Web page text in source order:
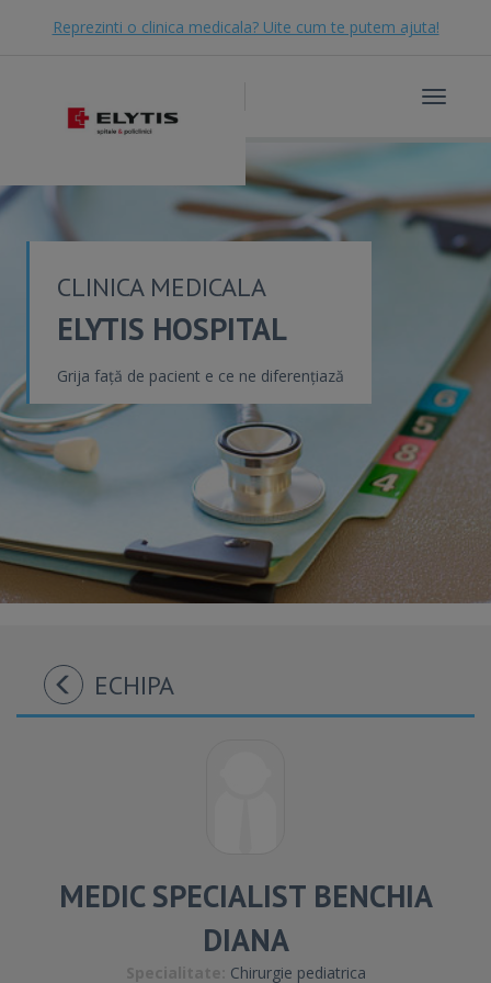
Reprezinti o clinica medicala? Uite cum te putem ajuta!
Toggle
CLINICA MEDICALA
ELYTIS HOSPITAL
Grija față de pacient e ce ne diferențiază
ECHIPA
MEDIC SPECIALIST BENCHIA
DIANA
Chirurgie pediatrica